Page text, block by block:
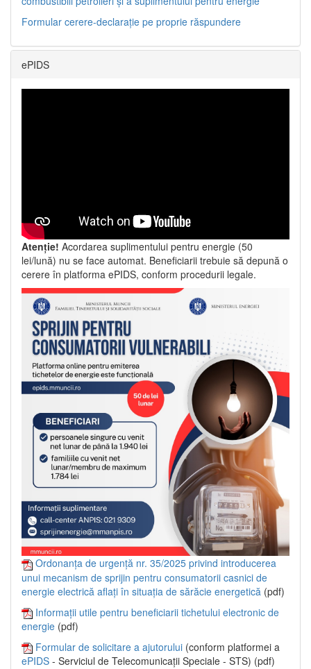
Formular cerere-declarație pe proprie răspundere
ePIDS
Atenție! Acordarea suplimentului pentru energie (50
lei/lună) nu se face automat. Beneficiarii trebuie să depună o
cerere în platforma ePIDS, conform procedurii legale.
Ordonanța de urgență nr. 35/2025 privind introducerea
unui mecanism de sprijin pentru consumatorii casnici de
energie electrică aflați în situația de sărăcie energetică (pdf)
Informații utile pentru beneficiarii tichetului electronic de
energie (pdf)
Formular de solicitare a ajutorului (conform platformei a
ePIDS - Serviciul de Telecomunicații Speciale - STS) (pdf)